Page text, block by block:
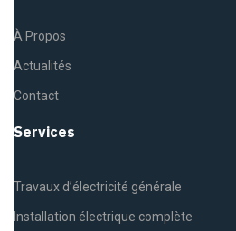
À Propos
Actualités
Contact
Services
Travaux d’électricité générale
Installation électrique complète